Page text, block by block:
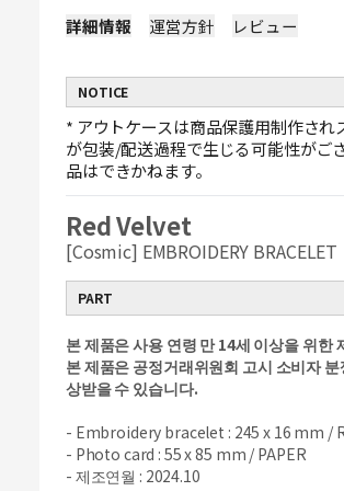
詳細情報 運営方針 レビュー
NOTICE
* アウトケースは商品保護用制作さ
が包装/配送過程で生じる可能性がご
品はできかねます。
Red Velvet
[Cosmic] EMBROIDERY BRACELET
PART
본 제품은 사용 연령 만 14세 이상을 위한
본 제품은 공정거래위원회 고시 소비자
상받을 수 있습니다.
- Embroidery bracelet : 245 x 16 mm /
- Photo card : 55 x 85 mm / PAPER
- 제조연월 : 2024.10